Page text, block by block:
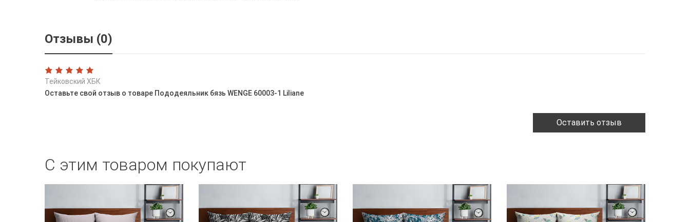
Отзывы (0)
Тейковский ХБК
Оставьте свой отзыв о товаре Пододеяльник бязь WENGE 60003-1 Liliane
Оставить отзыв
С этим товаром покупают